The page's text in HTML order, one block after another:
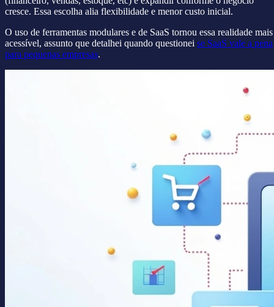
cresce. Essa escolha alia flexibilidade e menor custo inicial.
O uso de ferramentas modulares e de SaaS tornou essa realidade mais
acessível, assunto que detalhei quando questionei se SaaS vale a pena
para pequenas empresas.